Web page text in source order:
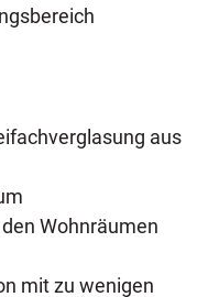
aus
Wohnräumen
mit zu wenigen